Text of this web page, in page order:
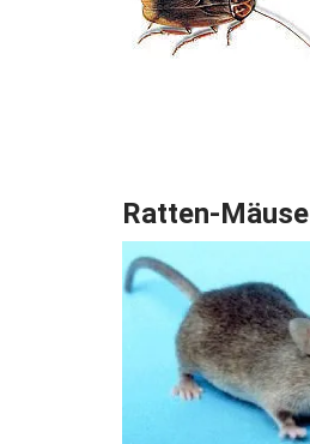
Ratten-Mäuse